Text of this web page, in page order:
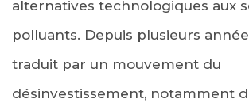
alternatives technologiques aux
polluants. Depuis plusieurs
traduit par un mouvement du
désinvestissement, notamment